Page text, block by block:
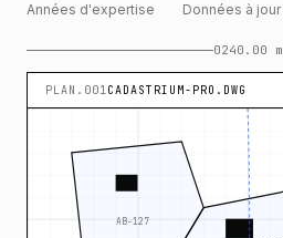
Années d'expertise Données à jour
0240.00 m
PLAN.001CADASTRIUM-PRO.DWG
AB-127